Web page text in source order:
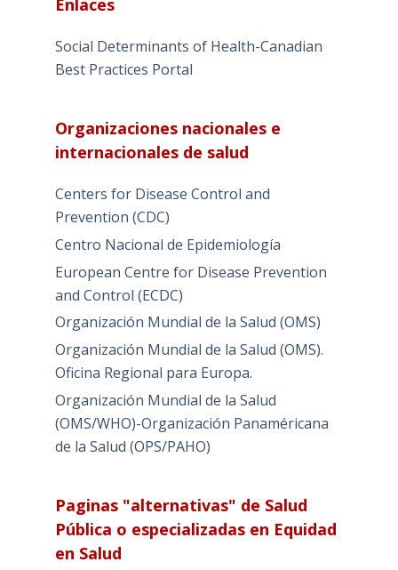
Enlaces
Social Determinants of Health-Canadian
Best Practices Portal
Organizaciones nacionales e
internacionales de salud
Centers for Disease Control and
Prevention (CDC)
Centro Nacional de Epidemiología
European Centre for Disease Prevention
and Control (ECDC)
Organización Mundial de la Salud (OMS)
Organización Mundial de la Salud (OMS).
Oficina Regional para Europa.
Organización Mundial de la Salud
(OMS/WHO)-Organización Panaméricana
de la Salud (OPS/PAHO)
Paginas "alternativas" de Salud
Pública o especializadas en Equidad
en Salud